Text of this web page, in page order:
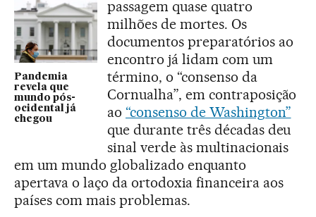
Pandemia
revela que
mundo pós-
ocidental já
chegou
passagem quase quatro
milhões de mortes. Os
documentos preparatórios ao
encontro já lidam com um
término, o “consenso da
Cornualha”, em contraposição
ao “consenso de Washington”
que durante três décadas deu
sinal verde às multinacionais
em um mundo globalizado enquanto
apertava o laço da ortodoxia financeira aos
países com mais problemas.